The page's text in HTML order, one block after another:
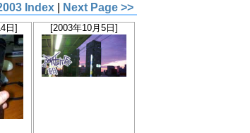
Index | Next Page >>
日] [2003年10月5日]